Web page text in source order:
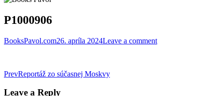
P1000906
BooksPavol.com26. apríla 2024Leave a comment
Post
navigation
PrevReportáž zo súčasnej Moskvy
Leave a Reply